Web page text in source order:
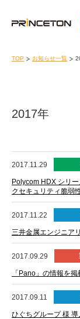
TOP お知らせ一覧
2017年
2017.11.29
Polycom HDX シリ
クセキュリティ脆弱
2017.11.22
三井金属エンジニア
2017.09.29
「Pano」の情報を
2017.09.11
ひぐちグループ 様